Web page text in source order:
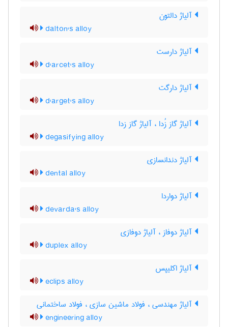
آلیاژ دالتون
dalton's alloy
آلیاژ دارست
d'arcet's alloy
آلیاژ دارگت
d'arget's alloy
آلیاژ گاز زُدا ، آلیاژ گاز زدا
degasifying alloy
آلیاژ دندانسازی
dental alloy
آلیاژ دواردا
devarda's alloy
آلیاژ دوفاز ، آلیاژ دوفازی
duplex alloy
آلیاژ اکلیپس
eclips alloy
آلیاژ مهندسی ، فولاد ماشین سازی ، فولاد ساختمانی
engineering alloy